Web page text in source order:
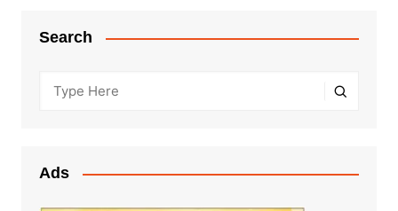
Search
Ads